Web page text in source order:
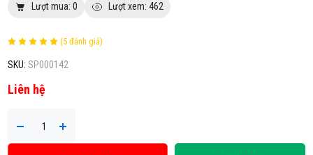
Lượt mua: 0 Lượt xem: 462
(5 đánh giá)
SKU: SP000142
Liên hệ